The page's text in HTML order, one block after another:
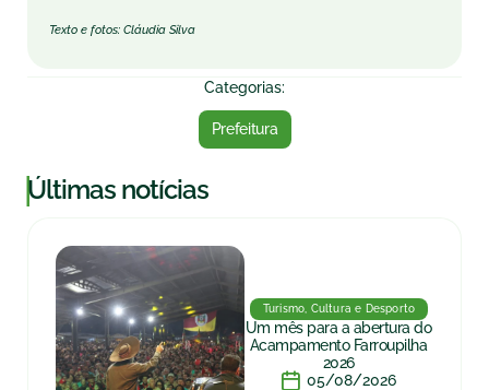
Texto e fotos: Cláudia Silva
Categorias:
Prefeitura
|Últimas notícias
Turismo, Cultura e Desporto
Um mês para a abertura do
Acampamento Farroupilha
2026
05/08/2026